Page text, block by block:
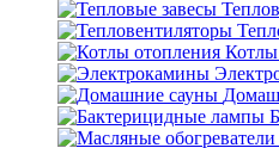
Котлы